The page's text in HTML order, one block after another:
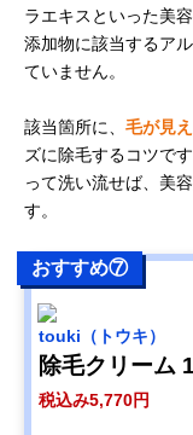
ラエキスといった美
添加物に該当するア
ていません。
該当箇所に、 毛が見
ズに除毛するコツで
って洗い流せば、美
す。
おすすめ⑦
touki（トウキ）
除毛クリーム
税込み5,770円